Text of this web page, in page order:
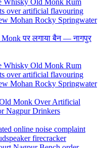
पर लगाया बैन — नागपुर
Monk Over Artificial
Nagpur Drinkers